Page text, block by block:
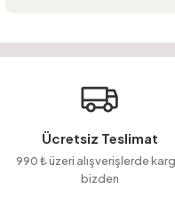
Görüş ve önerileriniz için
Ürün resmi kalitesiz, bozuk
Ürün açıklamasında eksik
Ürün bilgilerinde hatalar
Ücretsiz Teslimat
990 ₺ üzeri alışverişlerde
bizden